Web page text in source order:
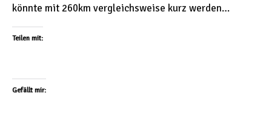
könnte mit 260km vergleichsweise kurz werden…
Teilen mit:
Gefällt mir: